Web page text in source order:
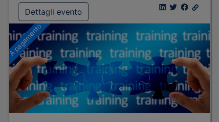
Dettagli evento
A pagamento